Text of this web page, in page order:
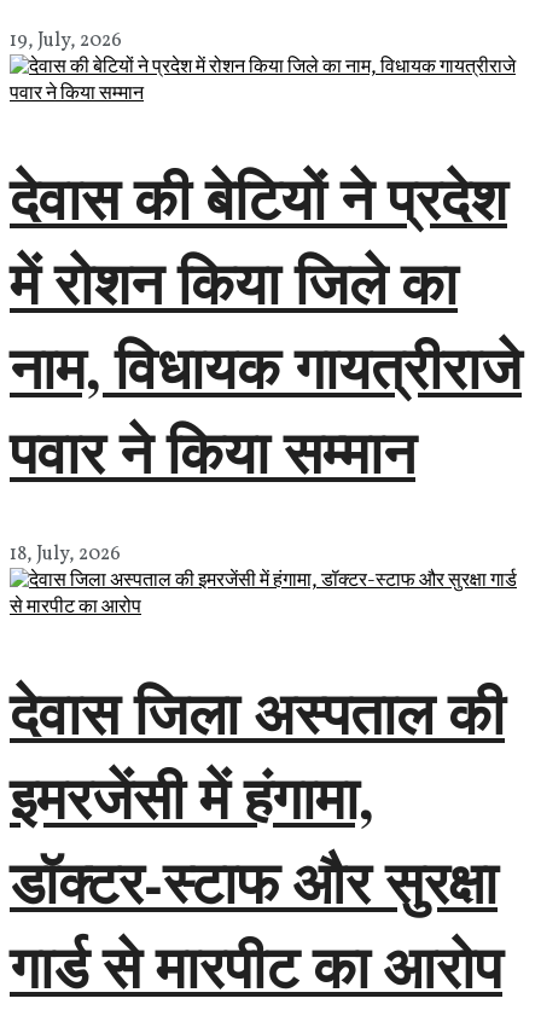
19, July, 2026
देवास की बेटियों ने प्रदेश
में रोशन किया जिले का
नाम, विधायक गायत्रीराजे
पवार ने किया सम्मान
18, July, 2026
देवास जिला अस्पताल की
इमरजेंसी में हंगामा,
डॉक्टर-स्टाफ और सुरक्षा
गार्ड से मारपीट का आरोप